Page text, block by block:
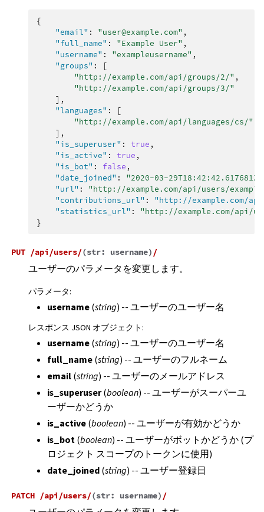
{
"email" : "user@example.com" ,
"full_name" : "Example User" ,
"username" : "exampleusername" ,
"groups" :
[
"http://example.com/api/groups/2/" ,
"http://example.com/api/groups/3/"
],
"languages" :
[
"http://example.com/api/languages/cs/"
],
"is_superuser" : true ,
"is_active" : true ,
"is_bot" : false ,
"date_joined" : "2020-03-29T18:42:42.617681Z"
"url" :
"http://example.com/api/users/
"contributions_url" :
"http://example.com/
"statistics_url" :
"http://example.com/api/
}
PUT /api/users/(str: username) /
ユーザーのパラメータを変更します。
パラメータ:
username(string) -- ユーザーのユーザー名
レスポンス JSON オブジェクト :
username(string) -- ユーザーのユーザー名
full_name(string) -- ユーザーのフルネーム
email(string) -- ユーザーのメールアドレス
is_superuser(boolean) -- ユーザーがスーパーユ
ーザーかどうか
is_active(boolean) -- ユーザーが有効かどうか
is_bot(boolean) -- ユーザーがボットかどうか (プ
ロジェクト スコープのトークンに使用)
date_joined(string) -- ユーザー登録日
PATCH /api/users/(str: username) /